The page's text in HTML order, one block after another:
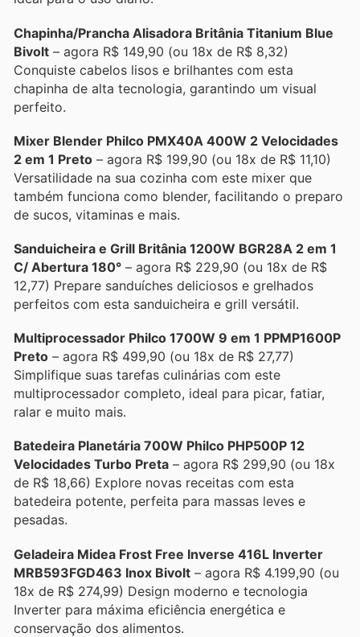
Chapinha/Prancha Alisadora Britânia Titanium Blue
Bivolt – agora R$ 149,90 (ou 18x de R$ 8,32)
Conquiste cabelos lisos e brilhantes com esta
chapinha de alta tecnologia, garantindo um visual
perfeito.
Mixer Blender Philco PMX40A 400W 2 Velocidades
2 em 1 Preto – agora R$ 199,90 (ou 18x de R$ 11,10)
Versatilidade na sua cozinha com este mixer que
também funciona como blender, facilitando o preparo
de sucos, vitaminas e mais.
Sanduicheira e Grill Britânia 1200W BGR28A 2 em 1
C/ Abertura 180° – agora R$ 229,90 (ou 18x de R$
12,77) Prepare sanduíches deliciosos e grelhados
perfeitos com esta sanduicheira e grill versátil.
Multiprocessador Philco 1700W 9 em 1 PPMP1600P
Preto – agora R$ 499,90 (ou 18x de R$ 27,77)
Simplifique suas tarefas culinárias com este
multiprocessador completo, ideal para picar, fatiar,
ralar e muito mais.
Batedeira Planetária 700W Philco PHP500P 12
Velocidades Turbo Preta – agora R$ 299,90 (ou 18x
de R$ 18,66) Explore novas receitas com esta
batedeira potente, perfeita para massas leves e
pesadas.
Geladeira Midea Frost Free Inverse 416L Inverter
MRB593FGD463 Inox Bivolt – agora R$ 4.199,90 (ou
18x de R$ 274,99) Design moderno e tecnologia
Inverter para máxima eficiência energética e
conservação dos alimentos.